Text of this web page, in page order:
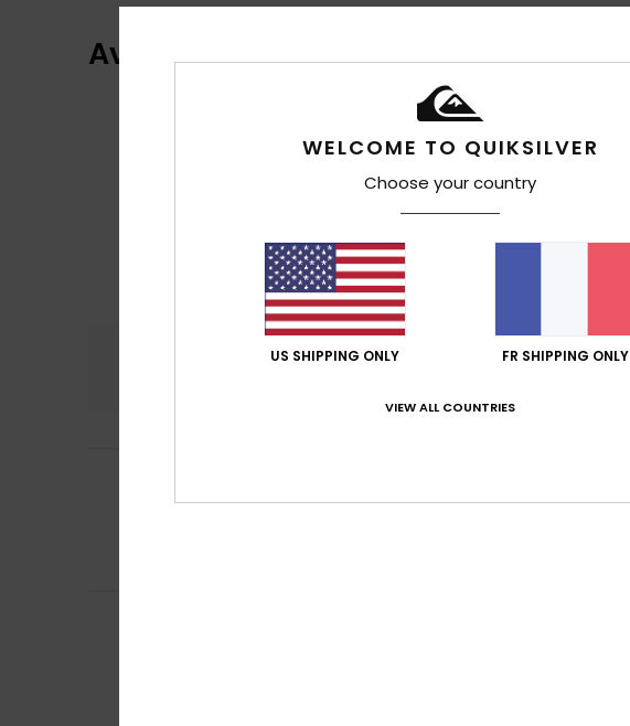
Avis clients
Confort
Rapport qualité / prix
5/5
WELCOME TO QUIKSILVER
Choose your country
US SHIPPING ONLY FR SHIPPING ONLY
VIEW ALL COUNTRIES